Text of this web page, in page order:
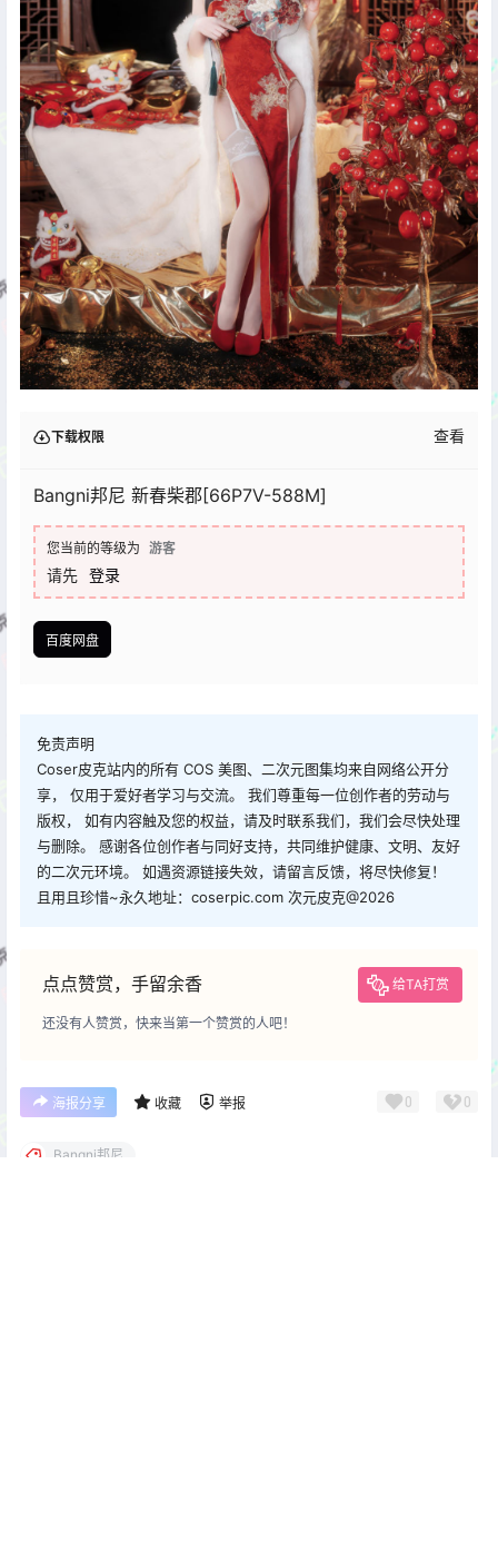
下载权限 查看
Bangni邦尼 新春柴郡[66P7V-588M]
您当前的等级为 游客
请先 登录
百度网盘
免责声明
Coser皮克站内的所有 COS 美图、二次元图集均来自网络公开分
享， 仅用于爱好者学习与交流。 我们尊重每一位创作者的劳动与
版权， 如有内容触及您的权益，请及时联系我们，我们会尽快处理
与删除。 感谢各位创作者与同好支持，共同维护健康、文明、友好
的二次元环境。 如遇资源链接失效，请留言反馈，将尽快修复！
且用且珍惜~永久地址：coserpic.com 次元皮克@2026
点点赞赏，手留余香 给TA打赏
还没有人赞赏，快来当第一个赞赏的人吧！
海报分享 收藏 举报 0 0
Bangni邦尼